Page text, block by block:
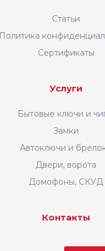
Статьи
Политика
Сертификаты
Услуги
Бытовые ключи и
Замки
Автоключи и
Двери, ворота
Домофоны, СКУД
Контакты